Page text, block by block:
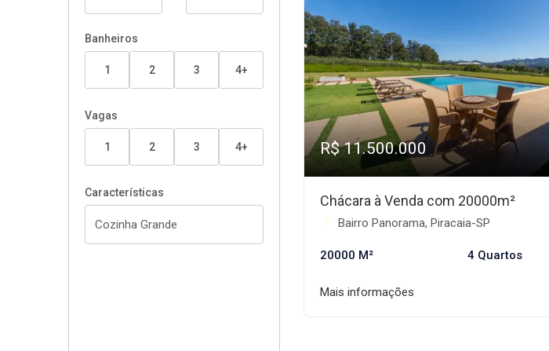
Banheiros
1 2 3 4+
Vagas
1 2 3 4+
Características
R$ 11.500.000
Chácara à Venda com 20000m²
Bairro Panorama, Piracaia-SP
20000 M² 4 Quartos
Mais informações